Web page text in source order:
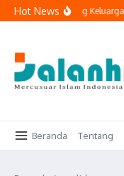
Lewati ke konten
Hot News
Masuk ke Ruang Keluarga
Beranda Tentang